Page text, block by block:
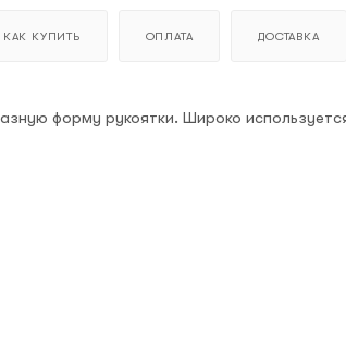
КАК КУПИТЬ ОПЛАТА ДОСТАВКА
форму рукоятки. Широко